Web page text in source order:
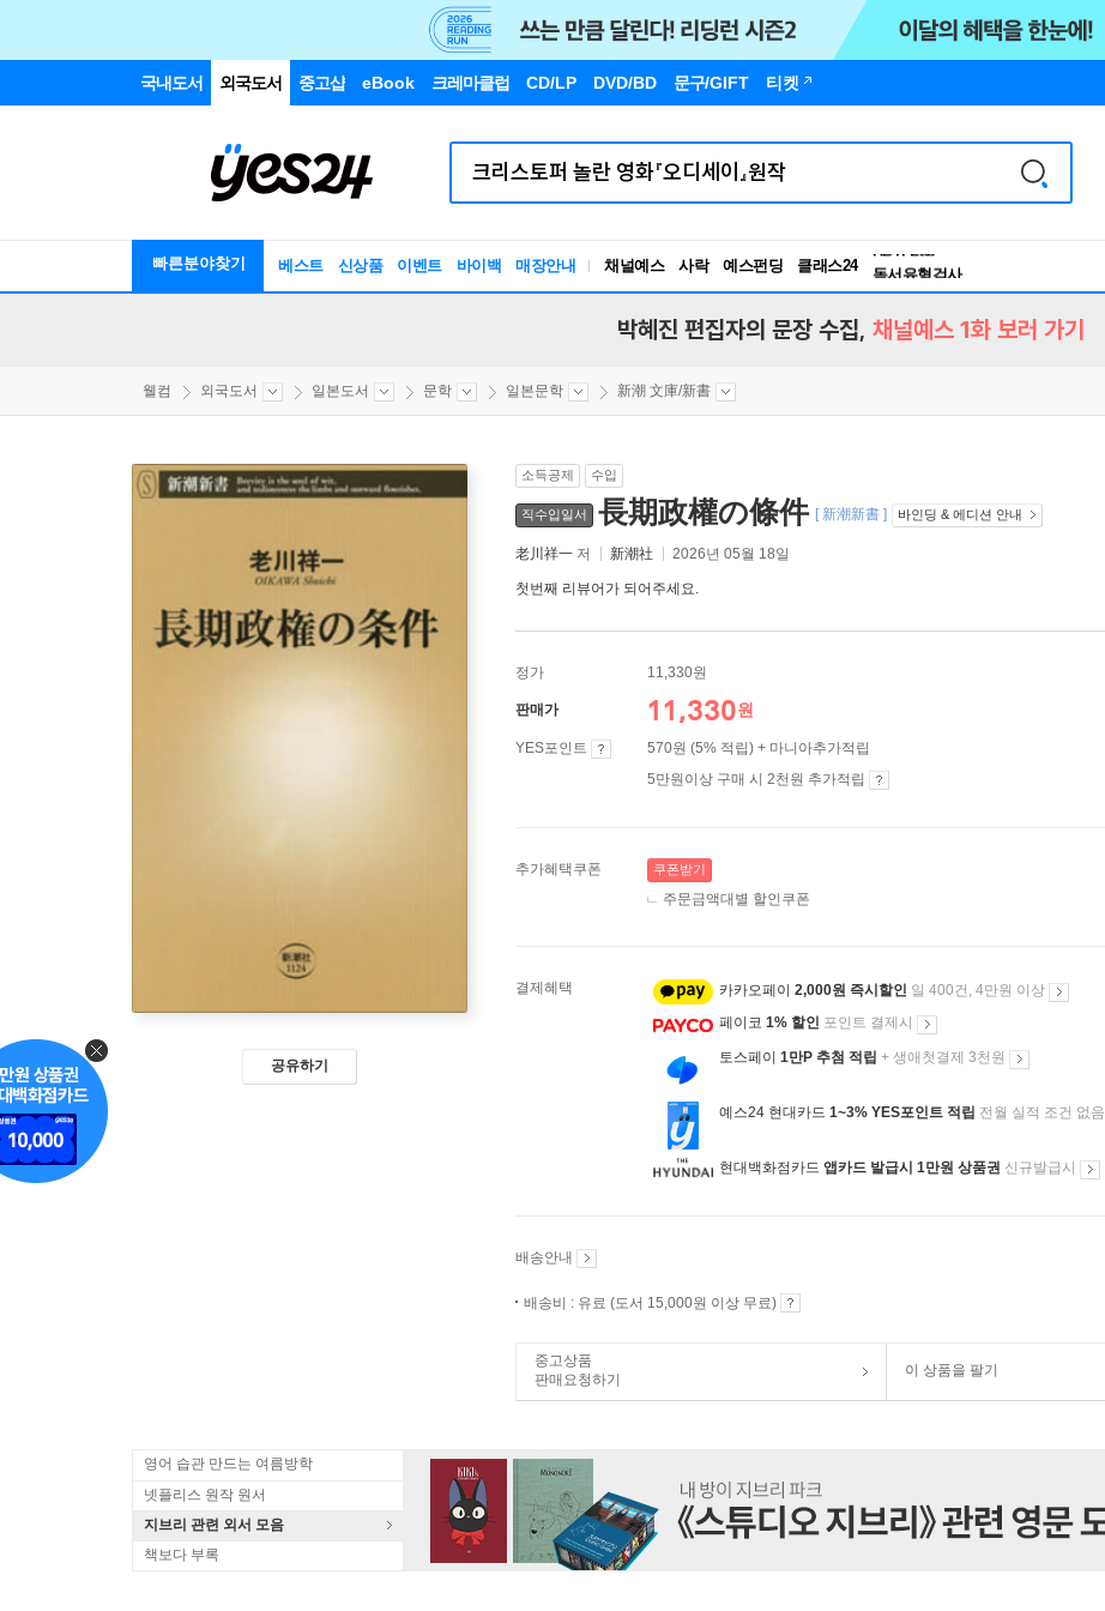
국내도서 외국도서 중고샵 eBook 크레마클럽 CD/LP DVD/BD 문구/GIFT 티켓
빠른분야찾기 베스트 신상품 이벤트 바이백 매장안내 채널예스 사락 예스펀딩 클래스24
독서유형검사
박혜진 편집자의 문장 수집, 채널예스 1화 보러 가기
웰컴 외국도서 일본도서 문학 일본문학 新潮 文庫/新書
공유하기
소득공제 수입
직수입일서 長期政權の條件 [ 新潮新書 ] 바인딩 & 에디션 안내
老川祥一 저 新潮社 2026년 05월 18일
첫번째 리뷰어가 되어주세요.
정가 11,330원
판매가 11,330원
YES포인트
570원 (5% 적립) + 마니아추가적립
5만원이상 구매 시 2천원 추가적립
추가혜택쿠폰 쿠폰받기
주문금액대별 할인쿠폰
결제혜택 카카오페이 2,000원 즉시할인 일 400건, 4만원 이상
페이코 1% 할인 포인트 결제시
토스페이 1만P 추첨 적립 + 생애첫결제 3천원
예스24 현대카드 1~3% YES포인트 적립 전월 실적 조건 없음
현대백화점카드 앱카드 발급시 1만원 상품권 신규발급시
배송안내
배송비 : 유료 (도서 15,000원 이상 무료)
중고상품
판매요청하기
이 상품을 팔기
영어 습관 만드는 여름방학
넷플리스 원작 원서
지브리 관련 외서 모음
책보다 부록